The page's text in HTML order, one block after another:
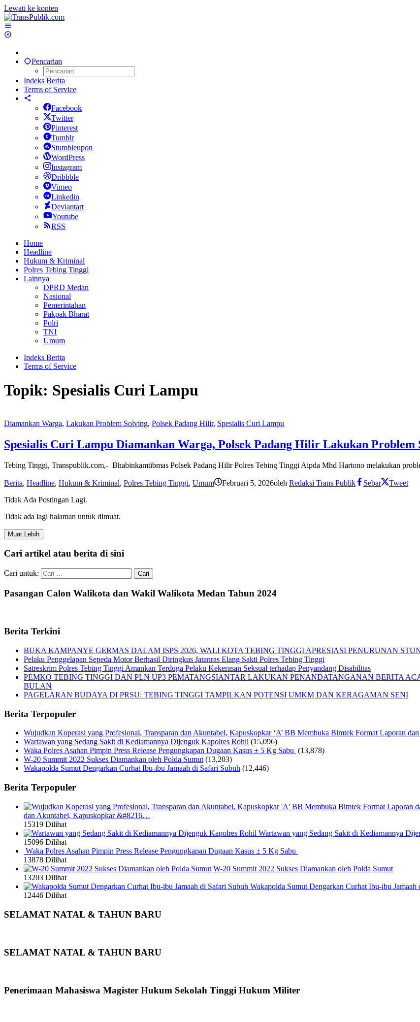
Lewati ke konten
Pencarian
Indeks Berita
Terms of Service
Facebook
Twitter
Pinterest
Tumblr
Stumbleupon
WordPress
Instagram
Dribbble
Vimeo
Linkedin
Deviantart
Youtube
RSS
Home
Headline
Hukum & Kriminal
Polres Tebing Tinggi
Lainnya
DPRD Medan
Nasional
Pemerintahan
Pakpak Bharat
Polri
TNI
Umum
Indeks Berita
Terms of Service
Topik: Spesialis Curi Lampu
Diamankan Warga, Lakukan Problem Solving, Polsek Padang Hilir, Spesialis Curi Lampu
Spesialis Curi Lampu Diamankan Warga, Polsek Padang Hilir Lakukan Problem
Tebing Tinggi, Transpublik.com,- Bhabinkamtibmas Polsek Padang Hilir Polres Tebing Tinggi Aipda Mhd Hartono melakukan
Berita, Headline, Hukum & Kriminal, Polres Tebing Tinggi, Umum Februari 5, 2026oleh Redaksi Trans Publik Sebar
Tweet
Tidak Ada Postingan Lagi.
Tidak ada lagi halaman untuk dimuat.
Muat Lebih
Cari artikel atau berita di sini
Cari untuk:
Pasangan Calon Walikota dan Wakil Walikota Medan Tahun 2024
Berita Terkini
BUKA KAMPANYE GERMAS DALAM ISPS 2026, WALI KOTA TEBING TINGGI APRESIASI PENURUNAN
Pelaku Penggelapan Sepeda Motor Berhasil Diringkus Jatanras Elang Sakti Polres Tebing Tinggi
Satreskrim Polres Tebing Tinggi Amankan Terduga Pelaku Kekerasan Seksual terhadap Penyandang Disabilitas
PEMKO TEBING TINGGI DAN PLN UP3 PEMATANGSIANTAR LAKUKAN PENANDATANGANAN BERITA
BULAN
PAGELARAN BUDAYA DI PRSU: TEBING TINGGI TAMPILKAN POTENSI UMKM DAN KERAGAMAN SENI
Berita Terpopuler
Wujudkan Koperasi yang Profesional, Transparan dan Akuntabel, Kapuskopkar ‘A’ BB Membuka Bimtek Format Laporan
Wartawan yang Sedang Sakit di Kediamannya Dijenguk Kapolres Rohil (15,096)
Waka Polres Asahan Pimpin Press Release Pengungkapan Dugaan Kasus ± 5 Kg Sabu (13,878)
W-20 Summit 2022 Sukses Diamankan oleh Polda Sumut (13,203)
Wakapolda Sumut Dengarkan Curhat Ibu-ibu Jamaah di Safari Subuh (12,446)
Berita Terpopuler
dan Akuntabel, Kapuskopkar &#8216…
15319 Dilihat
Wartawan yang Sedang Sakit di Kediamannya
15096 Dilihat
Waka Polres Asahan Pimpin Press Release Pengungkapan Dugaan Kasus ± 5 Kg Sabu
13878 Dilihat
W-20 Summit 2022 Sukses Diamankan oleh Polda Sumut
13203 Dilihat
Wakapolda Sumut Dengarkan Curhat Ibu-ibu Jamaah
12446 Dilihat
SELAMAT NATAL & TAHUN BARU
SELAMAT NATAL & TAHUN BARU
Penerimaan Mahasiswa Magister Hukum Sekolah Tinggi Hukum Militer